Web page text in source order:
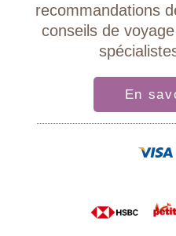
recommandations
conseils de
En